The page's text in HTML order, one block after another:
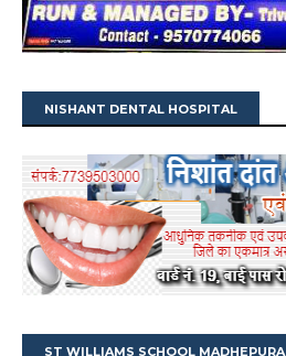
NISHANT DENTAL HOSPITAL
ST WILLIAMS SCHOOL MADHEPURA